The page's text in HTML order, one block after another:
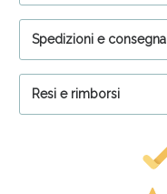
Spedizioni e consegna
Resi e rimborsi